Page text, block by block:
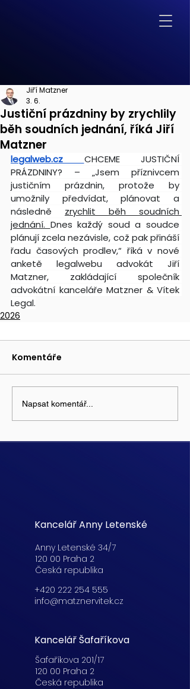
Justiční prázdniny by zrychlily
běh soudních jednání, říká Jiří
Matzner
Jiří Matzner
3. 6.
legalweb.cz
CHCEME JUSTIČNÍ
PRÁZDNINY? – „Jsem příznivcem
justičním prázdnin, protože by
umožnily předvídat, plánovat a
následně zrychlit běh soudních
jednání. Dnes každý soud a soudce
plánují zcela nezávisle, což pak přináší
řadu časových prodlev,“ říká v nové
anketě legalwebu advokát Jiří
Matzner, zakládající společník
advokátní kanceláře Matzner & Vítek
Legal.
2026
Komentáře
Napsat komentář...
Kancelář Anny Letenské
Anny Letenské 34/7
120 00 Praha 2
Česká republika
+420 222 254 555
info@matznervitek.cz
Kancelář Šafaříkova
Šafaříkova 201/17
120 00 Praha 2
Česká republika